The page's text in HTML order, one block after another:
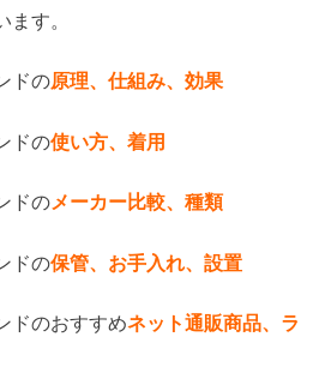
ます。
ドの原理、仕組み、効果
ドの使い方、着用
ドのメーカー比較、種類
ドの保管、お手入れ、設置
ドのおすすめネット通販商品、ラ